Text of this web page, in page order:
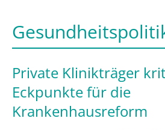
Private Klinikträger
Eckpunkte für die
Krankenhausreform